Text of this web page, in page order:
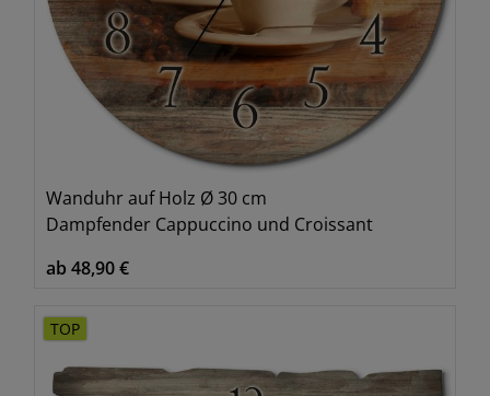
Wanduhr auf Holz Ø 30 cm
Dampfender Cappuccino und Croissant
ab 48,90 €
TOP